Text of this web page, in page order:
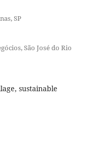
SP
São José do Rio
sustainable